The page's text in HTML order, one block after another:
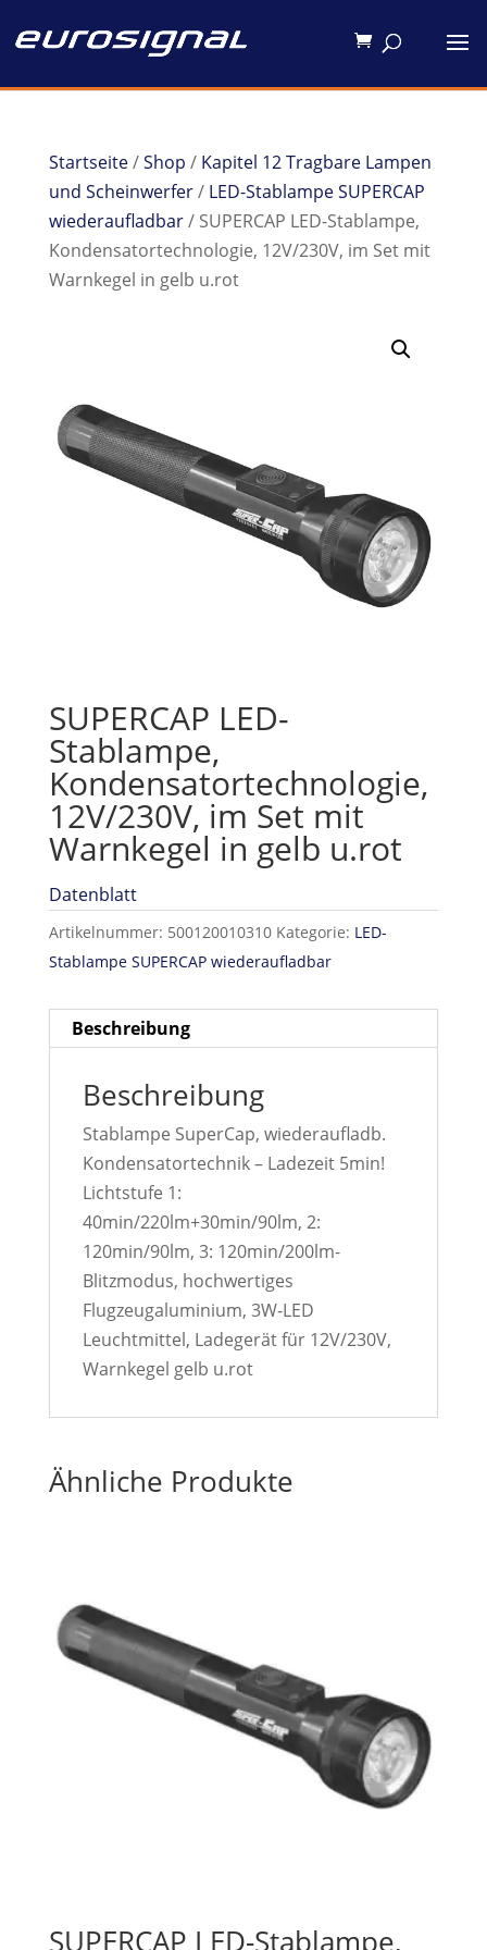
Startseite/Shop / Kapitel 12 Tragbare Lampen
und Scheinwerfer/ LED-Stablampe SUPERCAP
wiederaufladbar/ SUPERCAP LED-Stablampe,
Kondensatortechnologie, 12V/230V, im Set mit
Warnkegel in gelb u.rot
SUPERCAP LED-
Stablampe,
Kondensatortechnologie,
12V/230V, im Set mit
Warnkegel in gelb u.rot
Datenblatt
Artikelnummer: 500120010310 Kategorie: LED-
Stablampe SUPERCAP wiederaufladbar
Beschreibung
Beschreibung
Stablampe SuperCap, wiederaufladb.
Kondensatortechnik – Ladezeit 5min!
Lichtstufe 1:
40min/220lm+30min/90lm, 2:
120min/90lm, 3: 120min/200lm-
Blitzmodus, hochwertiges
Flugzeugaluminium, 3W-LED
Leuchtmittel, Ladegerät für 12V/230V,
Warnkegel gelb u.rot
Ähnliche Produkte
SUPERCAP LED-Stablampe,